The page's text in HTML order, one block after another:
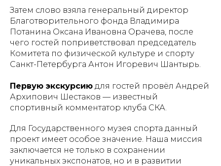
Затем слово взяла генеральный директор
Благотворительного фонда Владимира
Потанина Оксана Ивановна Орачева, после
чего гостей поприветствовал председатель
Комитета по физической культуре и спорту
Санкт-Петербурга Антон Игоревич Шантырь.
Первую экскурсию для гостей провёл Андрей
Архипович Шестаков — известный
спортивный комментатор клуба СКА.
Для Государственного музея спорта данный
проект имеет особое значение. Наша миссия
заключается не только в сохранении
уникальных экспонатов, но и в развитии